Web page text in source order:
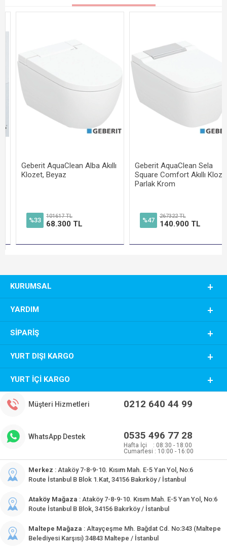
Geberit AquaClean Alba Akıllı
Klozet, Beyaz
%33
101617 TL
68.300 TL
Geberit AquaClean Sela
Square Comfort Akıllı
Parlak Krom
%47
267322 TL
140.900 TL
KURUMSAL
YARDIM
SIPARIŞ
YURT DIŞI KARGO
YURT İÇI KARGO
Müşteri Hizmetleri 0212 640 44 99
WhatsApp Destek 0535 496 77 28
Hafta İçi : 08:30 - 18:00
Cumartesi : 10:00 - 16:00
Merkez : Ataköy 7-8-9-10. Kısım Mah. E-5 Yan Yol, No:6
Route İstanbul B Blok 1.Kat, 34156 Bakırköy / İstanbul
Ataköy Mağaza : Ataköy 7-8-9-10. Kısım Mah. E-5 Yan Yol, No:6
Route İstanbul B Blok, 34156 Bakırköy / İstanbul
Maltepe Mağaza : Altayçeşme Mh. Bağdat Cd. No:343 (Maltepe
Belediyesi Karşısı) 34843 Maltepe / İstanbul